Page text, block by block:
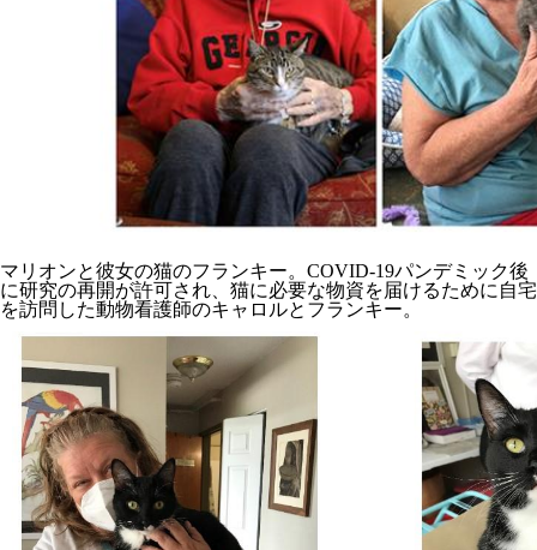
マリオンと彼女の猫のフランキー。COVID-19パンデミック後
に研究の再開が許可され、猫に必要な物資を届けるために自宅
を訪問した動物看護師のキャロルとフランキー。